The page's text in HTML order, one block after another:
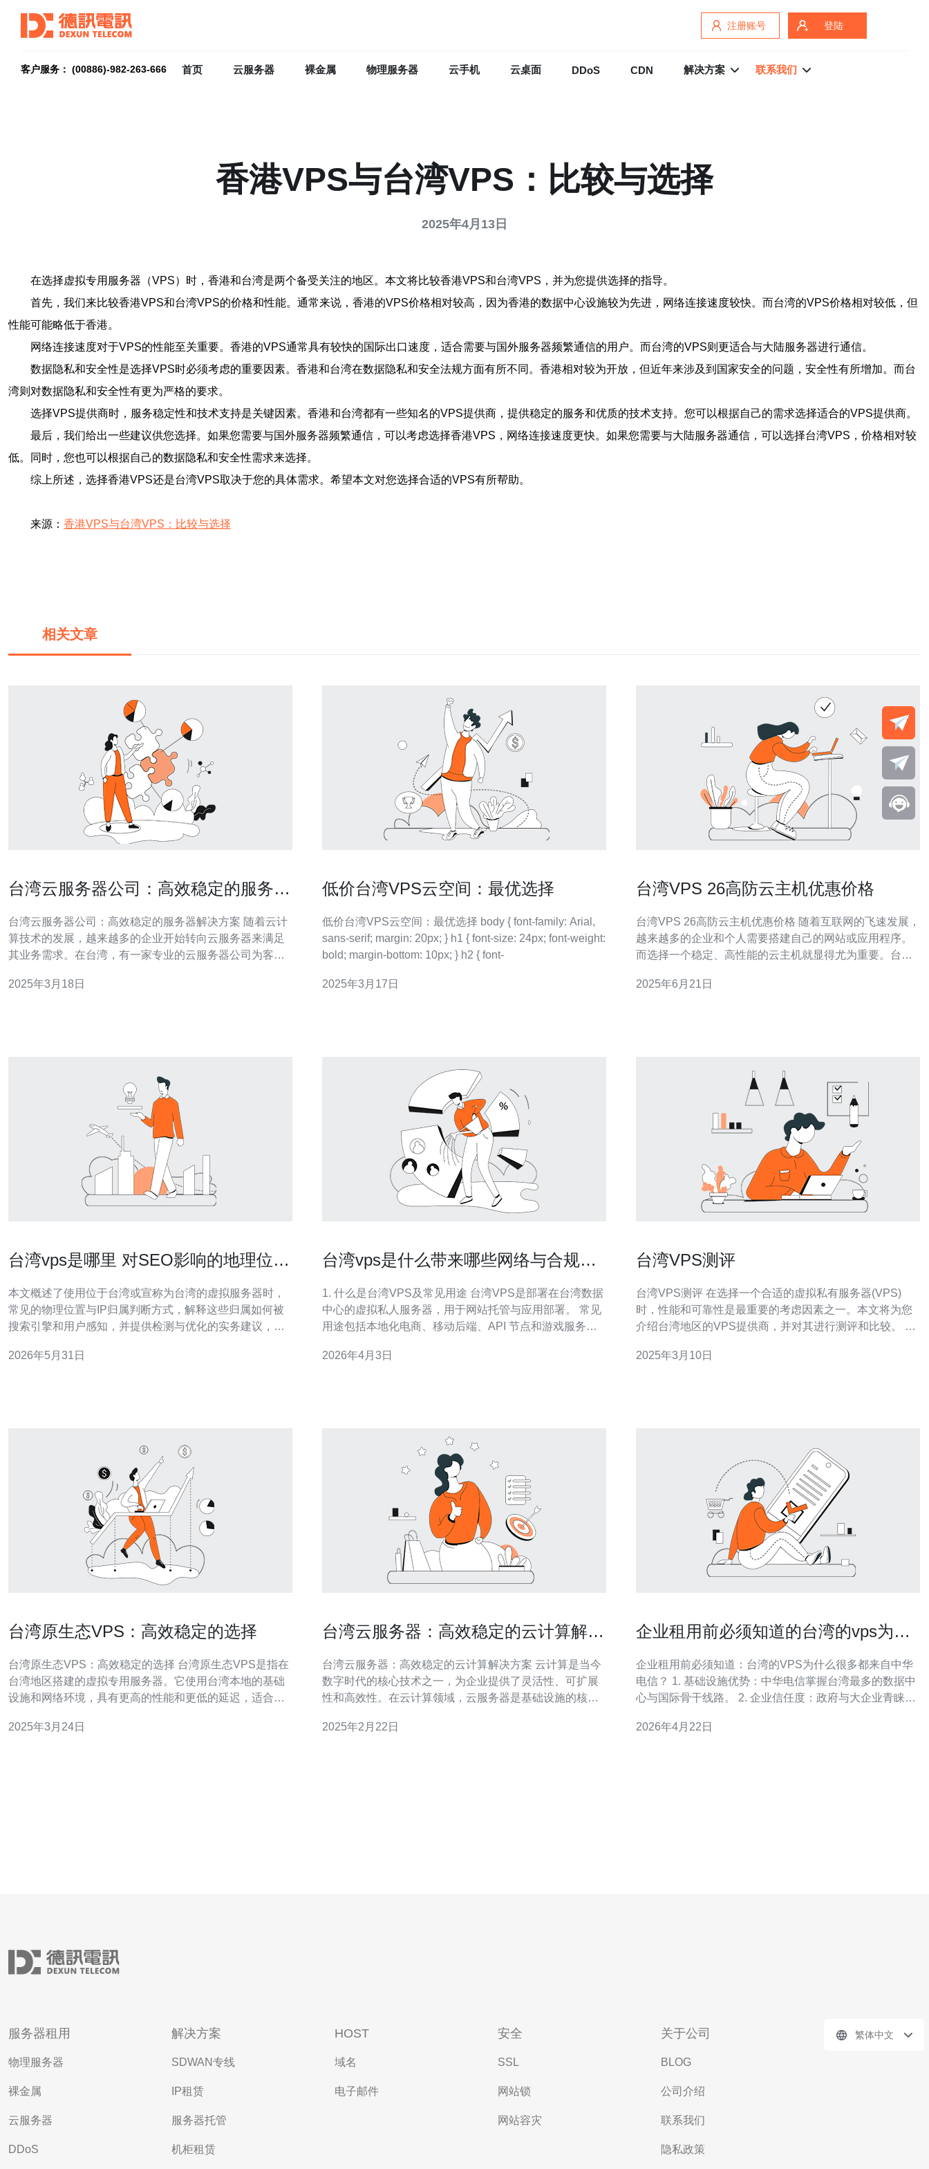
注册账号 登陆
客户服务： (00886)-982-263-666 首页 云服务器 裸金属 物理服务器 云手机 云桌面 DDoS CDN 解决方案 联系我们
香港VPS与台湾VPS：比较与选择
2025年4月13日
在选择虚拟专用服务器（VPS）时，香港和台湾是两个备受关注的地区。本文将比较香港VPS和台湾VPS，并为您提供选择的指导。
首先，我们来比较香港VPS和台湾VPS的价格和性能。通常来说，香港的VPS价格相对较高，因为香港的数据中心设施较为先进，网络连接速度较快。而台湾的VPS价格相对较低，但
性能可能略低于香港。
网络连接速度对于VPS的性能至关重要。香港的VPS通常具有较快的国际出口速度，适合需要与国外服务器频繁通信的用户。而台湾的VPS则更适合与大陆服务器进行通信。
数据隐私和安全性是选择VPS时必须考虑的重要因素。香港和台湾在数据隐私和安全法规方面有所不同。香港相对较为开放，但近年来涉及到国家安全的问题，安全性有所增加。而台
湾则对数据隐私和安全性有更为严格的要求。
选择VPS提供商时，服务稳定性和技术支持是关键因素。香港和台湾都有一些知名的VPS提供商，提供稳定的服务和优质的技术支持。您可以根据自己的需求选择适合的VPS提供商。
最后，我们给出一些建议供您选择。如果您需要与国外服务器频繁通信，可以考虑选择香港VPS，网络连接速度更快。如果您需要与大陆服务器通信，可以选择台湾VPS，价格相对较
低。同时，您也可以根据自己的数据隐私和安全性需求来选择。
综上所述，选择香港VPS还是台湾VPS取决于您的具体需求。希望本文对您选择合适的VPS有所帮助。
来源： 香港VPS与台湾VPS：比较与选择
相关文章
台湾云服务器公司：高效稳定的服务器
台湾云服务器公司：高效稳定的服务器解决方案 随着云计
算技术的发展，越来越多的企业开始转向云服务器来满足
其业务需求。在台湾，有一家专业的云服务器公司为客户
的服务以及其在台湾市场的竞争优势。 台湾云服务器公司
2025年3月18日
低价台湾VPS云空间：最优选择
低价台湾VPS云空间：最优选择 body { font-family: Arial,
sans-serif; margin: 20px; } h1 { font-size: 24px; font-weight:
bold; margin-bottom: 10px; } h2 { font-
2025年3月17日
台湾VPS 26高防云主机优惠价格
台湾VPS 26高防云主机优惠价格 随着互联网的飞速发展，
越来越多的企业和个人需要搭建自己的网站或应用程序。
而选择一个稳定、高性能的云主机就显得尤为重要。台湾
求的用户。 台湾VPS 26高防云主机的优惠价格是其吸引用
2025年6月21日
台湾vps是哪里 对SEO影响的地理位置
本文概述了使用位于台湾或宣称为台湾的虚拟服务器时，
常见的物理位置与IP归属判断方式，解释这些归属如何被
搜索引擎和用户感知，并提供检测与优化的实务建议，帮
定了VPS的地理归属？ 判断一台服务器的地理归属并不是
2026年5月31日
台湾vps是什么带来哪些网络与合规上
1. 什么是台湾VPS及常见用途 台湾VPS是部署在台湾数据
中心的虚拟私人服务器，用于网站托管与应用部署。 常见
用途包括本地化电商、移动后端、API 节点和游戏服务
与更高控制权限。 可配合域名、CDN 与负载均衡器实现
2026年4月3日
台湾VPS测评
台湾VPS测评 在选择一个合适的虚拟私有服务器(VPS)
时，性能和可靠性是最重要的考虑因素之一。本文将为您
介绍台湾地区的VPS提供商，并对其进行测评和比较。 台
提供商在市场上享有很高的声誉，并提供各种不同的服务
2025年3月10日
台湾原生态VPS：高效稳定的选择
台湾原生态VPS：高效稳定的选择 台湾原生态VPS是指在
台湾地区搭建的虚拟专用服务器。它使用台湾本地的基础
设施和网络环境，具有更高的性能和更低的延迟，适合需
VPS使用台湾本地的服务器和网络设备，能够提供更快速
2025年3月24日
台湾云服务器：高效稳定的云计算解决
台湾云服务器：高效稳定的云计算解决方案 云计算是当今
数字时代的核心技术之一，为企业提供了灵活性、可扩展
性和高效性。在云计算领域，云服务器是基础设施的核心
定的云计算解决方案。 台湾云服务器具有以下特点： 高性
2025年2月22日
企业租用前必须知道的台湾的vps为什
企业租用前必须知道：台湾的VPS为什么很多都来自中华
电信？ 1. 基础设施优势：中华电信掌握台湾最多的数据中
心与国际骨干线路。 2. 企业信任度：政府与大企业青睐，
营运商规模化带宽与托管降低单机成本，运营更省心。 作
2026年4月22日
服务器租用
物理服务器
裸金属
云服务器
DDoS
解决方案
SDWAN专线
IP租赁
服务器托管
机柜租赁
HOST
域名
电子邮件
安全
SSL
网站锁
网站容灾
关于公司
BLOG
公司介绍
联系我们
隐私政策
繁体中文